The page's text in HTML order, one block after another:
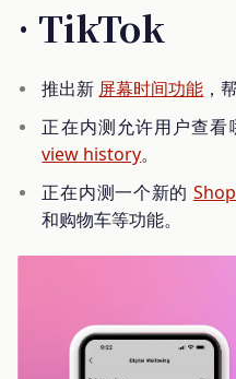
· TikTok
推出新 屏幕时间功能 ，
正在内测允许用户查看
view history。
正在内测一个新的
和购物车等功能。